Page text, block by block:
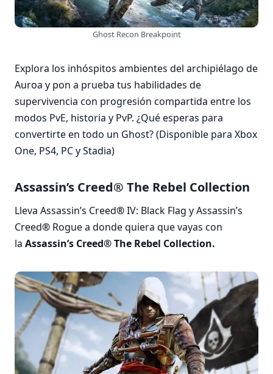
Ghost Recon Breakpoint
Explora los inhóspitos ambientes del archipiélago de
Auroa y pon a prueba tus habilidades de
supervivencia con progresión compartida entre los
modos PvE, historia y PvP. ¿Qué esperas para
convertirte en todo un Ghost? (Disponible para Xbox
One, PS4, PC y Stadia)
Assassin’s Creed® The Rebel Collection
Lleva Assassin’s Creed®IV: Black Flag y Assassin’s
Creed® Rogue a donde quiera que vayas con
la Assassin’s Creed® The Rebel Collection.